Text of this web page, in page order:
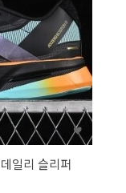
일리 슬리퍼